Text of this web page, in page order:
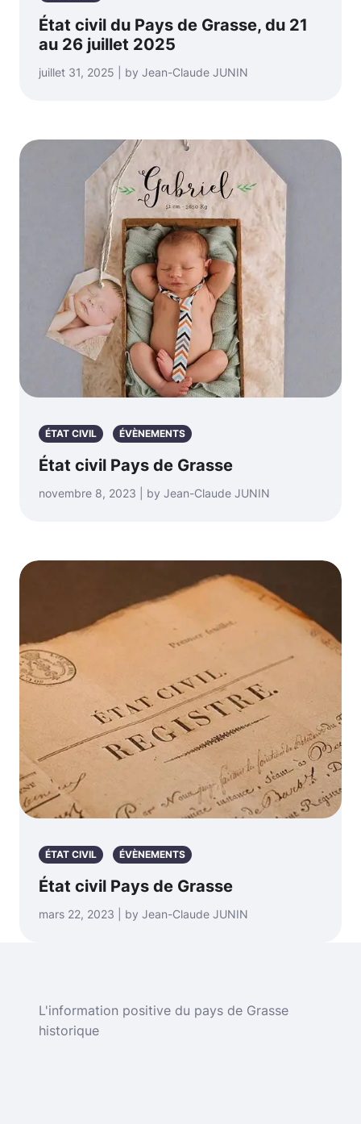
État civil du Pays de Grasse, du 21
au 26 juillet 2025
juillet 31, 2025 | by Jean-Claude JUNIN
ÉTAT CIVIL ÉVÈNEMENTS
État civil Pays de Grasse
novembre 8, 2023 | by Jean-Claude JUNIN
ÉTAT CIVIL ÉVÈNEMENTS
État civil Pays de Grasse
mars 22, 2023 | by Jean-Claude JUNIN
L'information positive du pays de Grasse
historique